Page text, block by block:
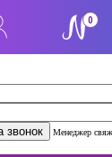
Менеджер
0